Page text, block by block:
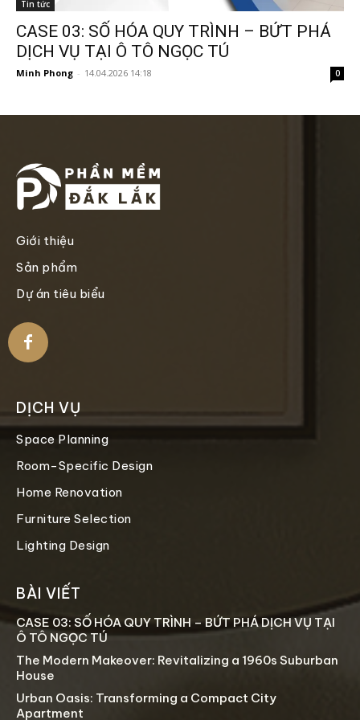
Tin tức
CASE 03: SỐ HÓA QUY TRÌNH – BỨT PHÁ
DỊCH VỤ TẠI Ô TÔ NGỌC TÚ
Minh Phong - 14.04.2026 14:18 0
Giới thiệu
Sản phẩm
Dự án tiêu biểu
DỊCH VỤ
Space Planning
Room-Specific Design
Home Renovation
Furniture Selection
Lighting Design
BÀI VIẾT
CASE 03: SỐ HÓA QUY TRÌNH – BỨT PHÁ DỊCH VỤ TẠI
Ô TÔ NGỌC TÚ
The Modern Makeover: Revitalizing a 1960s Suburban
House
Urban Oasis: Transforming a Compact City
Apartment